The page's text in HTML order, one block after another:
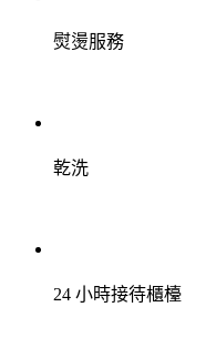
熨燙服務
乾洗
24 小時接待櫃檯